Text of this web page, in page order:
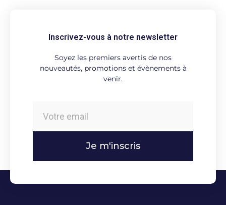
Inscrivez-vous à notre newsletter
Soyez les premiers avertis de nos
nouveautés, promotions et évènements à
venir.
Je m'inscris